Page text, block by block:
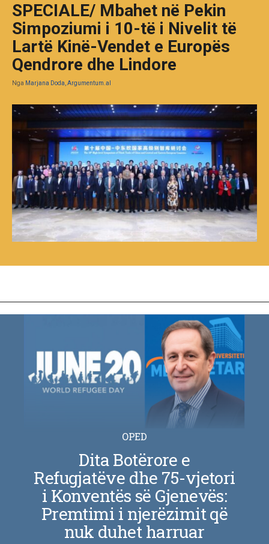
SPECIALE/ Mbahet në Pekin
Simpoziumi i 10-të i Nivelit të
Lartë Kinë-Vendet e Europës
Qendrore dhe Lindore
Nga Marjana Doda, Argumentum.al
OPED
Dita Botërore e
Refugjatëve dhe 75-vjetori
i Konventës së Gjenevës:
Premtimi i njerëzimit që
nuk duhet harruar